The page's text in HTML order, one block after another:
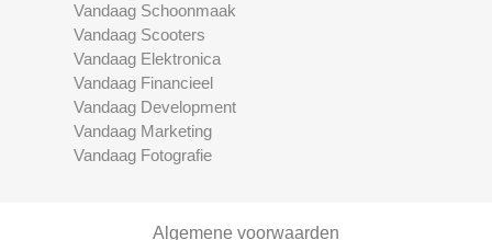
Vandaag Schoonmaak
Vandaag Scooters
Vandaag Elektronica
Vandaag Financieel
Vandaag Development
Vandaag Marketing
Vandaag Fotografie
Algemene voorwaarden